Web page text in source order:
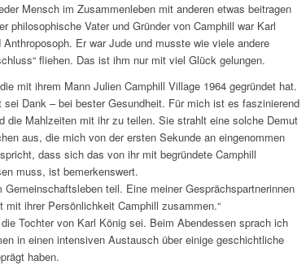
Mensch im Zusammenleben mit anderen etwas beitragen
philosophische Vater und Gründer von Camphill war Karl
Er war Jude und musste wie viele andere
fliehen. Das ist ihm nur mit viel Glück gelungen.
mit ihrem Mann Julien Camphill Village 1964 gegründet hat.
Dank – bei bester Gesundheit. Für mich ist es faszinierend
die Mahlzeiten mit ihr zu teilen. Sie strahlt eine solche Demut
aus, die mich von der ersten Sekunde an eingenommen
dass sich das von ihr mit begründete Camphill
muss, ist bemerkenswert.
teil. Eine meiner Gesprächspartnerinnen
ihrer Persönlichkeit Camphill zusammen.“
Tochter von Karl König sei. Beim Abendessen sprach ich
in einen intensiven Austausch über einige geschichtliche
haben.